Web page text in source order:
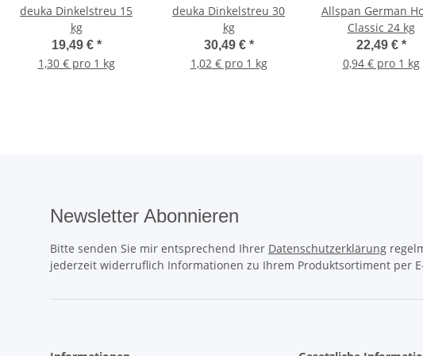
deuka Dinkelstreu 15
kg
19,49 € *
1,30 € pro 1 kg
deuka Dinkelstreu 30
kg
30,49 € *
1,02 € pro 1 kg
Allspan German
Classic 24 kg
22,49 € *
0,94 € pro 1 kg
Newsletter Abonnieren
Bitte senden Sie mir entsprechend Ihrer Datenschutzerklärung
jederzeit widerruflich Informationen zu Ihrem Produktsortiment per